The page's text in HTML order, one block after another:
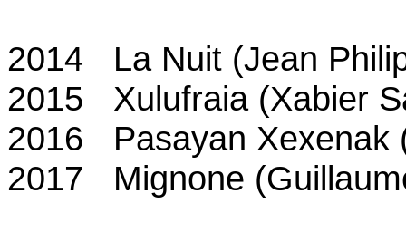
2014 La Nuit (Jean
2015 Xulufraia (Xabier
2016 Pasayan Xexenak
2017 Mignone